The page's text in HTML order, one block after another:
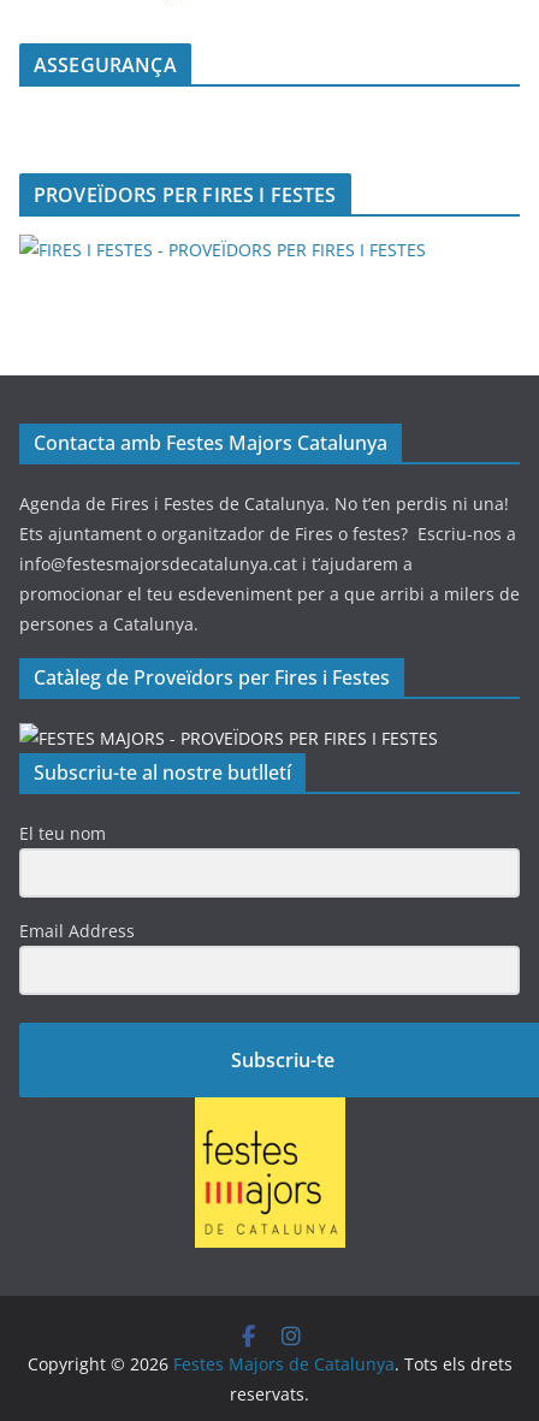
ASSEGURANÇA
PROVEÏDORS PER FIRES I FESTES
Contacta amb Festes Majors Catalunya
Agenda de Fires i Festes de Catalunya. No t’en perdis ni una!
Ets ajuntament o organitzador de Fires o festes? Escriu-nos a
info@festesmajorsdecatalunya.cat i t’ajudarem a
promocionar el teu esdeveniment per a que arribi a milers de
persones a Catalunya.
Catàleg de Proveïdors per Fires i Festes
Subscriu-te al nostre butlletí
El teu nom
Email Address
Subscriu-te
Copyright © 2026 Festes Majors de Catalunya. Tots els drets
reservats.